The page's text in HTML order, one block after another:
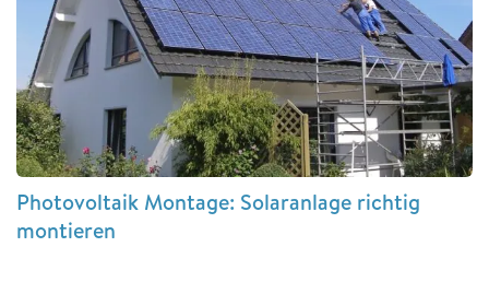
Photovoltaik Montage: Solaranlage richtig
montieren